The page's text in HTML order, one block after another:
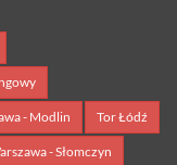
- Modlin Tor Łódź
- Słomczyn